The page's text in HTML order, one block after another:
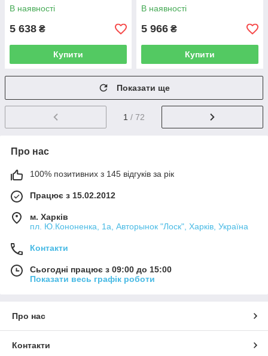
В наявності
5 638 ₴
Купити
В наявності
5 966 ₴
Купити
Показати ще
1 / 72
Про нас
100% позитивних з 145 відгуків за рік
Працює з 15.02.2012
м. Харків
пл. Ю.Кононенка, 1а, Авторынок "Лоск", Харків, Україна
Контакти
Сьогодні працює з 09:00 до 15:00
Показати весь графік роботи
Про нас
Контакти